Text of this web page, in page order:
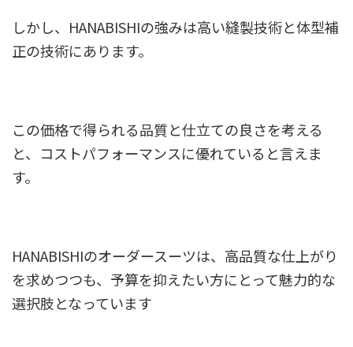
しかし、HANABISHIの強みは高い縫製技術と体型補
正の技術にあります。
この価格で得られる品質と仕立ての良さを考える
と、コストパフォーマンスに優れていると言えま
す。
HANABISHIのオーダースーツは、高品質な仕上がり
を求めつつも、予算を抑えたい方にとって魅力的な
選択肢となっています